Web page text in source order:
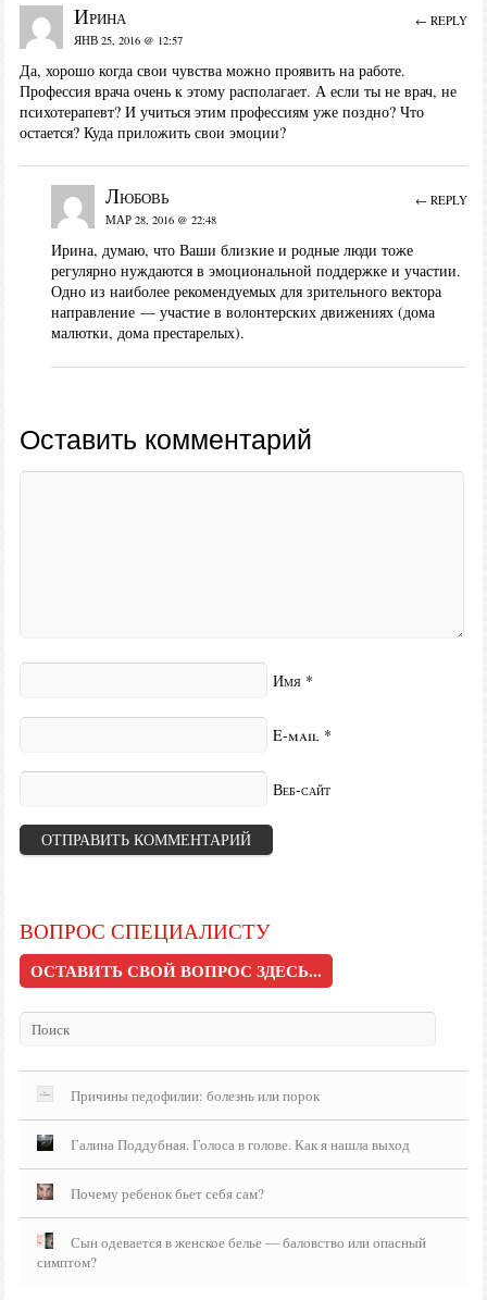
Ирина
ЯНВ 25, 2016 @ 12:57
Да, хорошо когда свои чувства можно проявить на работе.
Профессия врача очень к этому располагает. А если ты не врач, не
психотерапевт? И учиться этим профессиям уже поздно? Что
остается? Куда приложить свои эмоции?
← REPLY
Любовь
МАР 28, 2016 @ 22:48
Ирина, думаю, что Ваши близкие и родные люди тоже
регулярно нуждаются в эмоциональной поддержке и участии.
Одно из наиболее рекомендуемых для зрительного вектора
направление — участие в волонтерских движениях (дома
малютки, дома престарелых).
← REPLY
Оставить комментарий
Имя *
E-mail *
Веб-сайт
ВОПРОС СПЕЦИАЛИСТУ
ОСТАВИТЬ СВОЙ ВОПРОС ЗДЕСЬ...
Причины педофилии: болезнь или порок
Галина Поддубная. Голоса в голове. Как я нашла выход
Почему ребенок бьет себя сам?
Сын одевается в женское белье — баловство или опасный
симптом?